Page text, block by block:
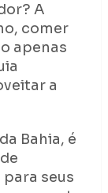
A
comer
apenas
a
Bahia, é
seus